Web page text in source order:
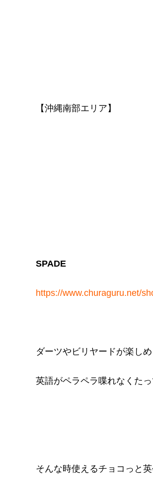
【沖縄南部エリア】
SPADE
https://www.churaguru.net/
ダーツやビリヤードが楽し
英語がペラペラ喋れなくた
そんな時使えるチョコっと